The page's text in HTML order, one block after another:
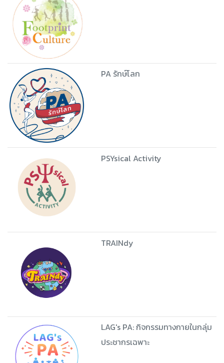
PA รักษ์โลก
PSYsical Activity
TRAINdy
LAG's PA: กิจกรรมทางกายในกลุ่ม
ประชากรเฉพาะ